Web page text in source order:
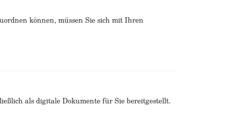
können, müssen Sie sich mit Ihren
als digitale Dokumente für Sie bereitgestellt.